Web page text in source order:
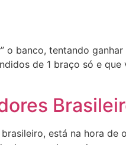
o banco, tentando
de 1 braço só e
está na hora de